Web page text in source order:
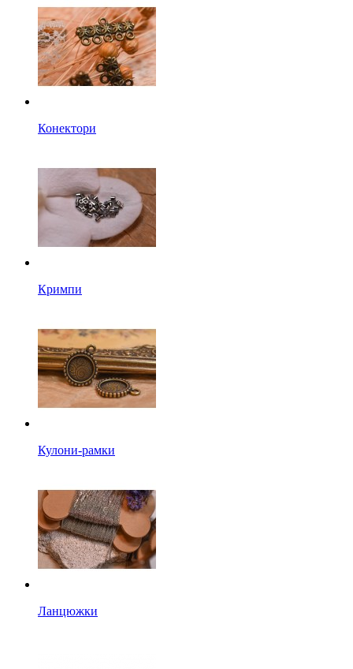
Конектори
Кримпи
Кулони-рамки
Ланцюжки